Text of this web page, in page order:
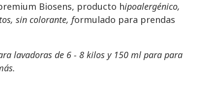
Biosens, producto hipoalergénico,
sin colorante, formulado para prendas
lavadoras de 6 - 8 kilos y 150 ml para para